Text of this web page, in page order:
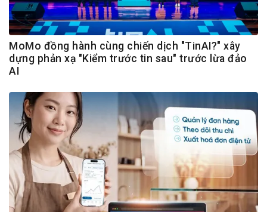
MoMo đồng hành cùng chiến dịch "TinAI?" xây
dựng phản xạ "Kiểm trước tin sau" trước lừa đảo
AI